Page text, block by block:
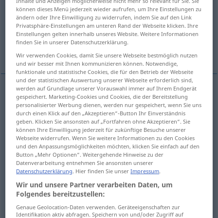
Übersicht aller Übersetzungen
(Für mehr Details die Übersetzung anklicken/antippen)
Kochen, Kochkunst Küche, Kochweise
Kochenn cookingart
Kochkunstf cooking art
Küchef cooking way of cooking
Kochweise f cookingway of cooking
können dieses Menü jederzeit wieder aufrufen, um Ihre Einstellungen zu
ändern oder Ihre Einwilligung zu widerrufen, indem Sie auf den Link
Privatsphäre-Einstellungen am unteren Rand der Webseite klicken. Ihre
Einstellungen gelten innerhalb unseres Website. Weitere Informationen
finden Sie in unserer Datenschutzerklärung.
Wir verwenden Cookies, damit Sie unsere Webseite bestmöglich nutzen
und wir besser mit Ihnen kommunizieren können. Notwendige,
funktionale und statistische Cookies, die für den Betrieb der Webseite
und der statistischen Auswertung unserer Webseite erforderlich sind,
werden auf Grundlage unserer Vorauswahl immer auf Ihrem Endgerät
gespeichert. Marketing-Cookies und Cookies, die der Bereitstellung
personalisierter Werbung dienen, werden nur gespeichert, wenn Sie uns
durch einen Klick auf den „Akzeptieren“-Button Ihr Einverständnis
geben. Klicken Sie ansonsten auf „Fortfahren ohne Akzeptieren“. Sie
können Ihre Einwilligung jederzeit für zukünftige Besuche unserer
Webseite widerrufen. Wenn Sie weitere Informationen zu den Cookies
und den Anpassungsmöglichkeiten möchten, klicken Sie einfach auf den
Button „Mehr Optionen“. Weitergehende Hinweise zu der
Datenverarbeitung entnehmen Sie ansonsten unserer
Datenschutzerklärung. Hier finden Sie unserImpressum.
Wir und unsere Partner verarbeiten Daten, um
Folgendes bereitzustellen:
Genaue Geolocation-Daten verwenden. Geräteeigenschaften zur
Identifikation aktiv abfragen. Speichern von und/oder Zugriff auf